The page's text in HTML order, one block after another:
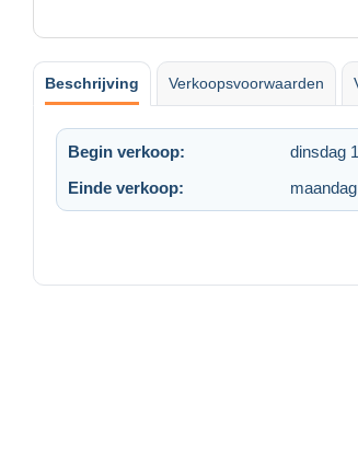
Beschrijving Verkoopsvoorwaarden
Begin verkoop: dinsdag
Einde verkoop: